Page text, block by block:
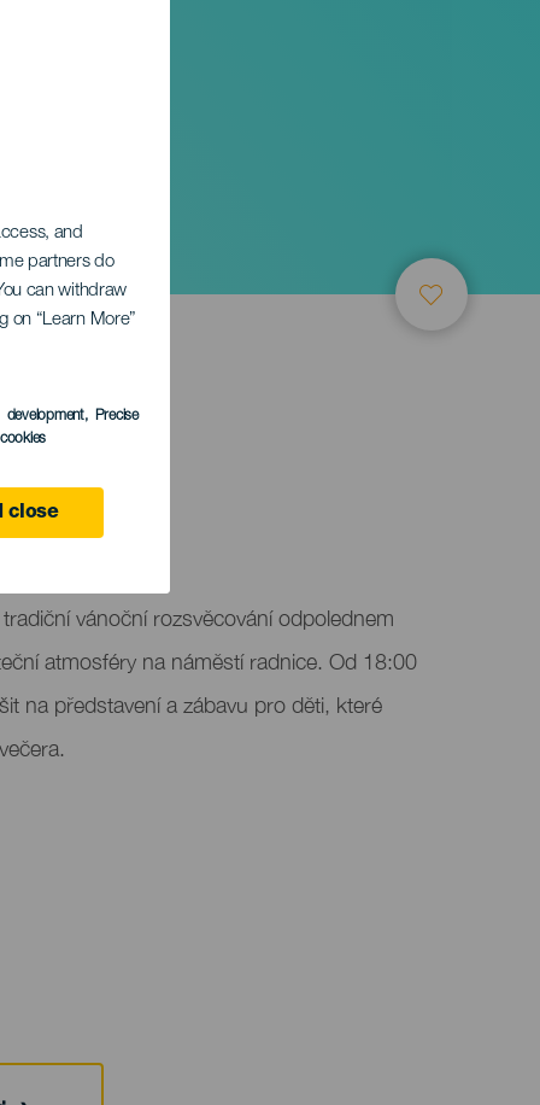
and
partners do
can withdraw
on “Learn More”
development, Precise
close
vánoční rozsvěcování odpolednem
atmosféry na náměstí radnice. Od 18:00
na představení a zábavu pro děti, které